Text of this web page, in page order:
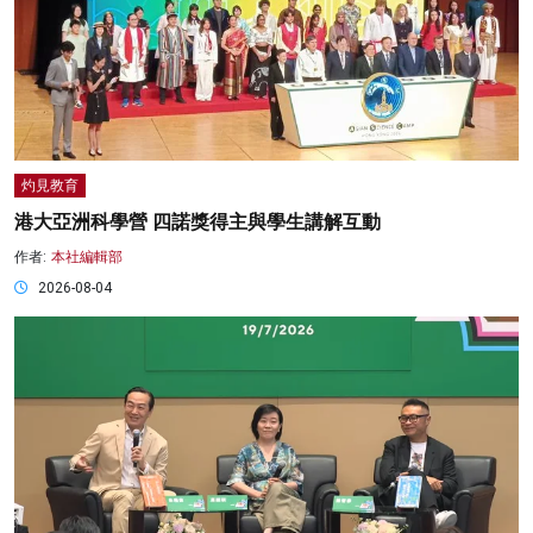
灼見教育
港大亞洲科學營 四諾獎得主與學生講解互動
作者: 本社編輯部
2026-08-04